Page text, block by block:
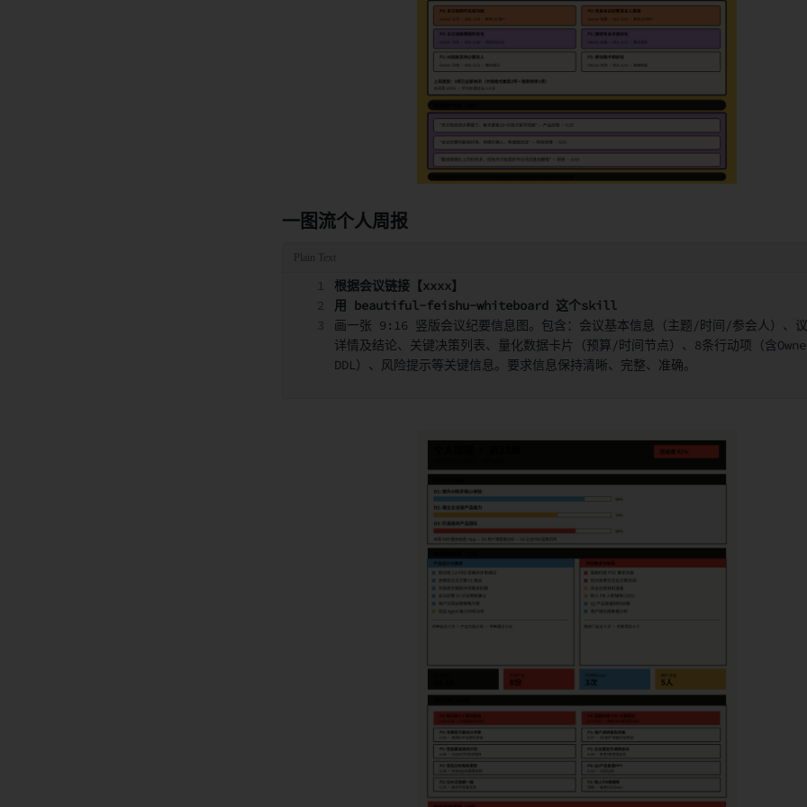
一图流个人周报
根据会议链接【xxxx】
用 beautiful-feishu-whiteboard 这个skill
画一张 9:16 竖版会议纪要信息图。包含：会议基本信息（主题/时间/参会人）、
详情及结论、关键决策列表、量化数据卡片（预算/时间节点）、8条行动项（含
DDL）、风险提示等关键信息。要求信息保持清晰、完整、准确。